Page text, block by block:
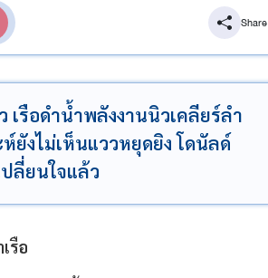
Share
เรือดำน้ำพลังงานนิวเคลียร์ลำ
ยังไม่เห็นแววหยุดยิง โดนัลด์
ลี่ยนใจแล้ว
รือ